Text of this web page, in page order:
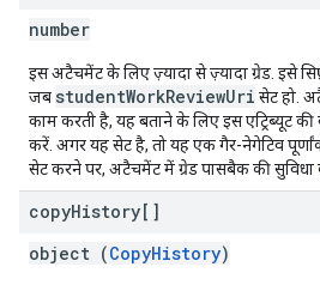
number
इस अटैचमेंट के लिए ज़्यादा से ज़्यादा ग्रेड. इसे
जब studentWorkReviewUri सेट हो.
काम करती है, यह बताने के लिए इस एट्रिब्यूट
करें. अगर यह सेट है, तो यह एक गैर-नेगेटिव
सेट करने पर, अटैचमेंट में ग्रेड पासबैक की सुविधा
copyHistory[]
object (CopyHistory)